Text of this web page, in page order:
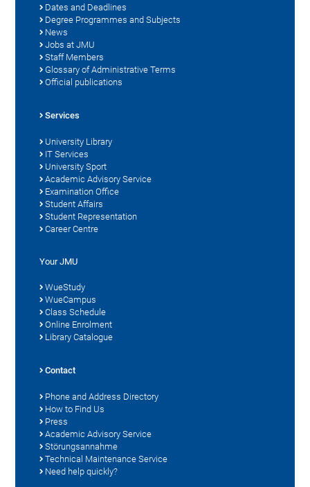
Dates and Deadlines
Degree Programmes and Subjects
News
Jobs at JMU
Staff Members
Glossary of Administrative Terms
Official publications
Services
University Library
IT Services
University Sport
Academic Advisory Service
Examination Office
Student Affairs
Student Representation
Career Centre
Your JMU
WueStudy
WueCampus
Class Schedule
Online Enrolment
Library Catalogue
Contact
Phone and Address Directory
How to Find Us
Press
Academic Advisory Service
Störungsannahme
Technical Maintenance Service
Need help quickly?